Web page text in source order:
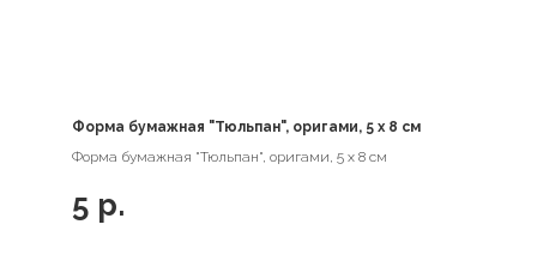
Форма бумажная "Тюльпан", оригами, 5 х 8 см
Форма бумажная "Тюльпан", оригами, 5 х 8 см
5 р.